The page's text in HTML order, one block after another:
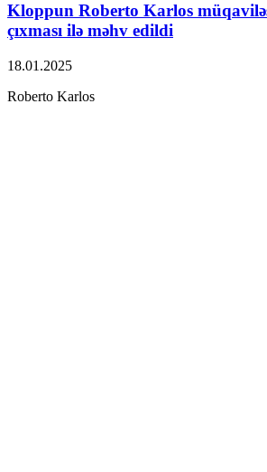
Kloppun Roberto Karlos
çıxması ilə məhv edildi
18.01.2025
Roberto Karlos